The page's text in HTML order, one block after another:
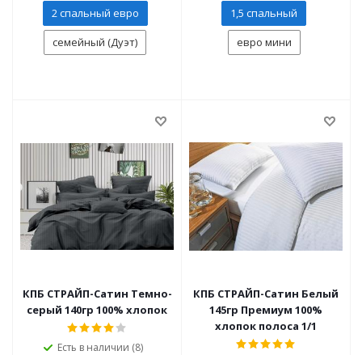
2 спальный евро
семейный (Дуэт)
1,5 спальный
евро мини
КПБ СТРАЙП-Сатин Темно-
серый 140гр 100% хлопок
Есть в наличии (8)
КПБ СТРАЙП-Сатин Белый
145гр Премиум 100%
хлопок полоса 1/1